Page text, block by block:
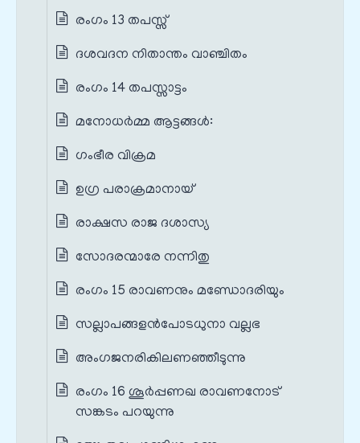
രംഗം 13 തപസ്സ്
ദശവദന നിതാന്തം വാഞ്ചിതം
രംഗം 14 തപസ്സാട്ടം
മനോധർമ്മ ആട്ടങ്ങൾ:
ഗംഭീര വിക്രമ
ഉഗ്ര പരാക്രമാനായ്‌
രാക്ഷസ രാജ ദശാസ്യ
സോദരന്മാരേ നന്നിതു
രംഗം 15 രാവണനും മണ്ഡോദരിയും
സല്ലാപങ്ങളൻപോടധുനാ വല്ലഭ
അംഗജനരികിലണഞ്ഞീടുന്നു
രംഗം 16 ശൂർപ്പണഖ രാവണനോട്
സങ്കടം പറയുന്നു